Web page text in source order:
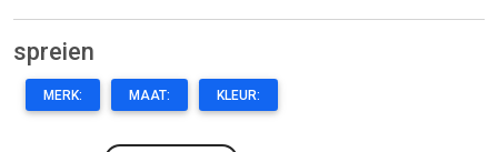
spreien
MERK: MAAT: KLEUR: